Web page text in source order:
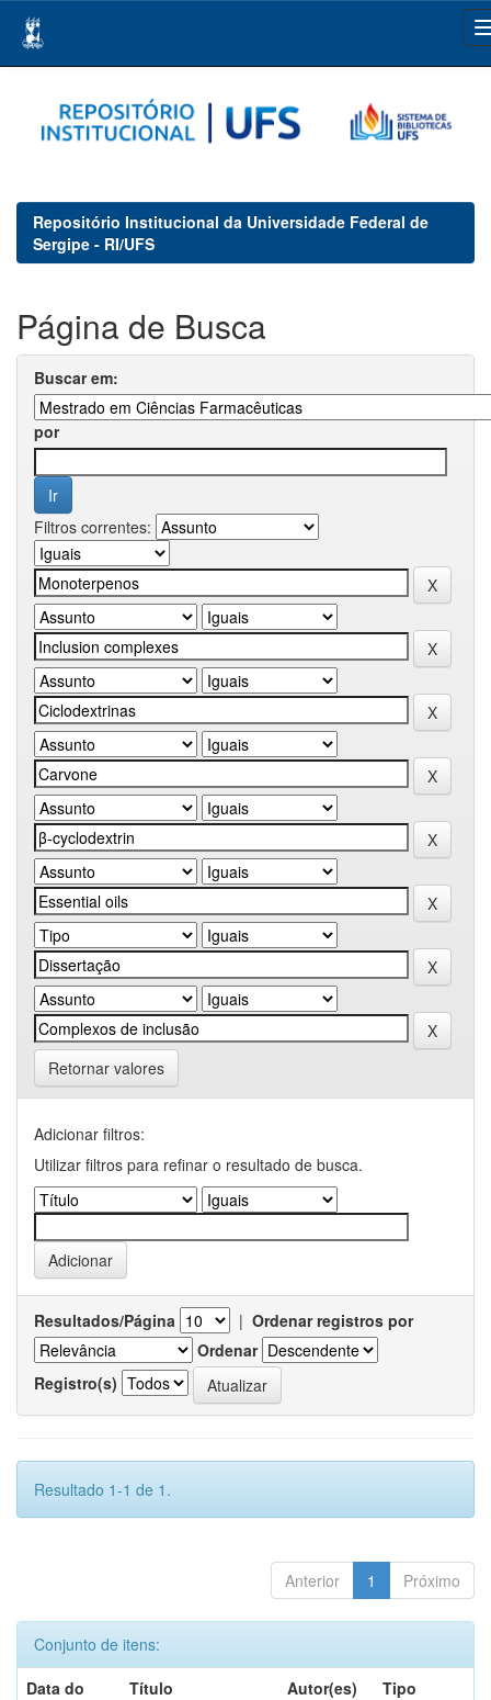
navigation
Repositório Institucional da Universidade Federal de
Sergipe - RI/UFS
Página de Busca
Buscar em:
por
Filtros correntes:
Retornar valores
Adicionar filtros:
Utilizar filtros para refinar o resultado de busca.
Resultados/Página | Ordenar registros por
Ordenar
Registro(s)
Resultado 1-1 de 1.
Anterior 1 Próximo
Conjunto de itens:
Data do
Título Autor(es) Tipo